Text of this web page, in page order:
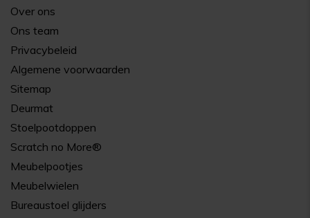
Over ons
Ons team
Privacybeleid
Algemene voorwaarden
Sitemap
Deurmat
Stoelpootdoppen
Scratch no More®
Meubelpootjes
Meubelwielen
Bureaustoel glijders